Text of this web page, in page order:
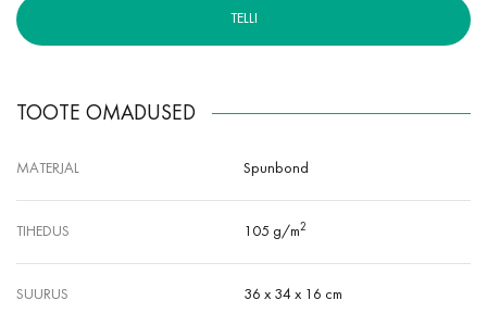
TELLI
TOOTE OMADUSED
MATERJAL Spunbond
TIHEDUS 105 g/m2
SUURUS 36 x 34 x 16 cm